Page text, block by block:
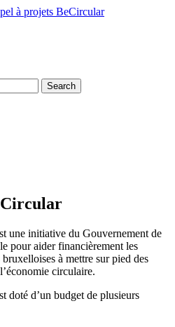
une initiative du Gouvernement de
pour aider financièrement les
à mettre sur pied des
circulaire.
doté d’un budget de plusieurs